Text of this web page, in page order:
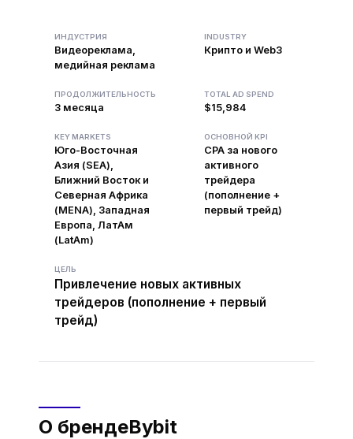
ИНДУСТРИЯ
Видеореклама,
медийная реклама
INDUSTRY
Крипто и Web3
ПРОДОЛЖИТЕЛЬНОСТЬ
3 месяца
TOTAL AD SPEND
$15,984
KEY MARKETS
Юго-Восточная
Азия (SEA),
Ближний Восток и
Северная Африка
(MENA), Западная
Европа, ЛатАм
(LatAm)
ОСНОВНОЙ KPI
CPA за нового
активного
трейдера
(пополнение +
первый трейд)
ЦЕЛЬ
Привлечение новых активных
трейдеров (пополнение + первый
трейд)
О брендеBybit